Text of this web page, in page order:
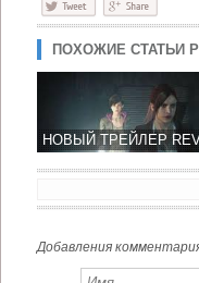
ПОХОЖИЕ СТАТЬИ
Добавления